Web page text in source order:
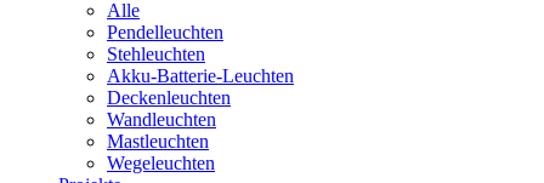
Alle
Pendelleuchten
Stehleuchten
Akku-Batterie-Leuchten
Deckenleuchten
Wandleuchten
Mastleuchten
Wegeleuchten